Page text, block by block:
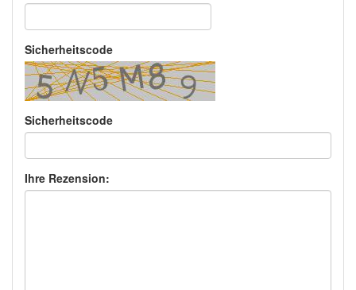
Sicherheitscode
Sicherheitscode
Ihre Rezension: